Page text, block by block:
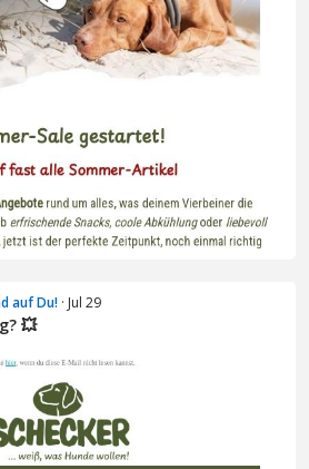
auf Du! · Jul 29
💥